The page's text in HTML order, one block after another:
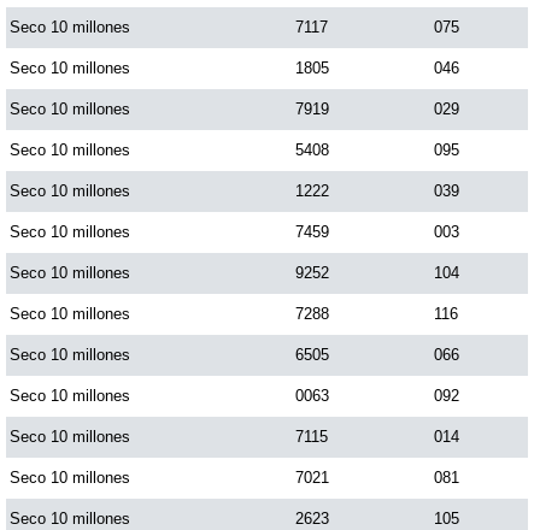
Saman de la suerte
Sinuano Día
Sinuano Noche
Super Chontico Noche
Seco 10 millones 7117 075
Seco 10 millones 1805 046
Seco 10 millones 7919 029
Seco 10 millones 5408 095
Seco 10 millones 1222 039
Seco 10 millones 7459 003
Seco 10 millones 9252 104
Seco 10 millones 7288 116
Seco 10 millones 6505 066
Seco 10 millones 0063 092
Seco 10 millones 7115 014
Seco 10 millones 7021 081
Seco 10 millones 2623 105